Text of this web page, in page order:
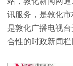
讯服务，是敦化
是敦化广播电视
合性的时政新闻栏